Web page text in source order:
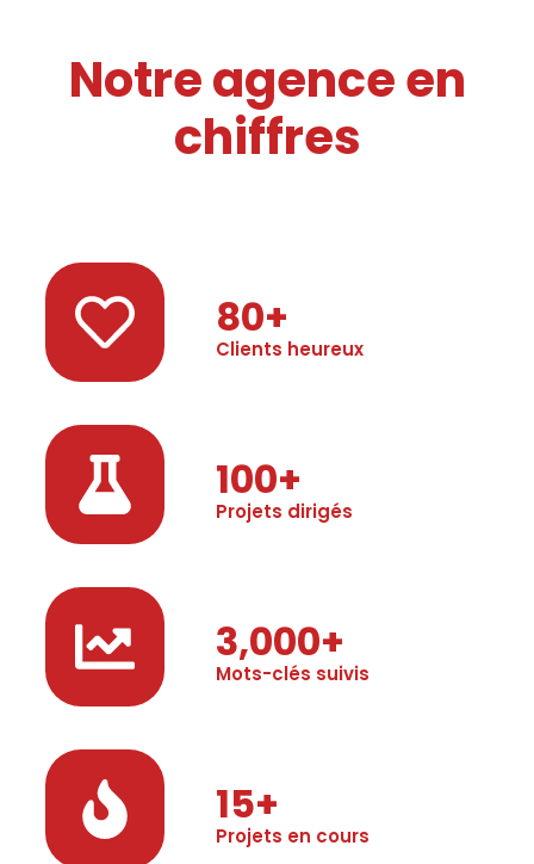
Notre agence en
chiffres
80+
Clients heureux
100+
Projets dirigés
3,000+
Mots-clés suivis
15+
Projets en cours